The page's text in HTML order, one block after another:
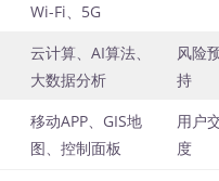
Wi-Fi、5G
云计算、AI算法、
大数据分析
风险
持
移动APP、GIS地
图、控制面板
用户
度